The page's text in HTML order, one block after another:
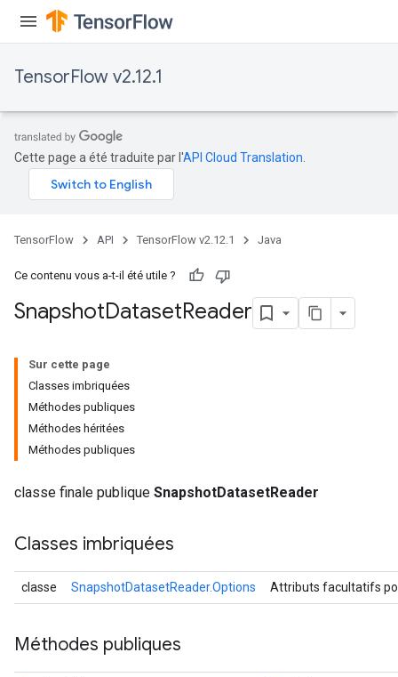
TensorFlow v2.12.1
Cette page a été traduite par l'API Cloud Translation
TensorFlow API TensorFlow v2.12.1 Java
Ce contenu vous a-t-il été utile ?
SnapshotDatasetReader
Sur cette page
Classes imbriquées
Méthodes publiques
Méthodes héritées
Méthodes publiques
classe finale publique SnapshotDatasetReader
Classes imbriquées
classe SnapshotDatasetReader.Options Attributs facultatifs
Méthodes publiques